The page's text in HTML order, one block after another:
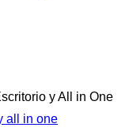
y All in One
all in one